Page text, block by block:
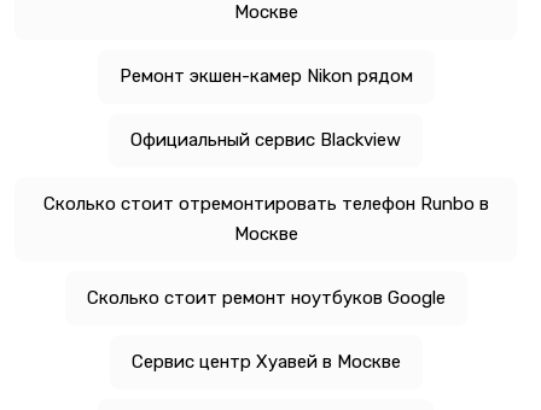
Москве
Ремонт экшен-камер Nikon рядом
Официальный сервис Blackview
Сколько стоит отремонтировать телефон Runbo в
Москве
Сколько стоит ремонт ноутбуков Google
Сервис центр Хуавей в Москве